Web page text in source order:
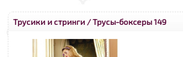
Трусики и стринги / Трусы-боксеры 149